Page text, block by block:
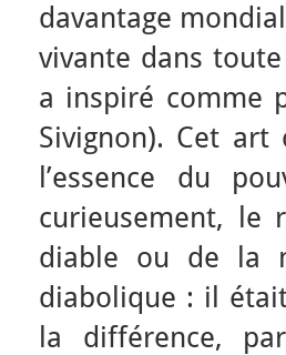
davantage
vivante dans
a inspiré comme
Sivignon). Cet
l’essence du
curieusement, le
diable ou de la
diabolique : il
la différence,